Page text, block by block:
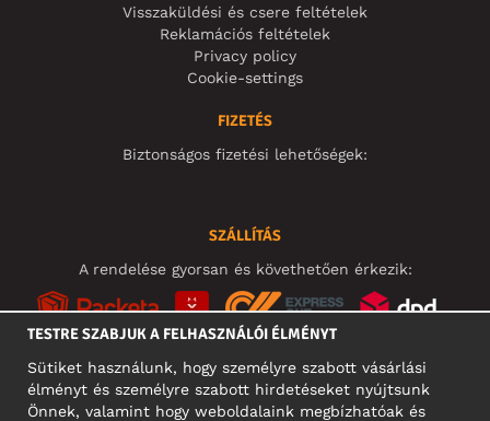
Visszaküldési és csere feltételek
Reklamációs feltételek
Privacy policy
Cookie-settings
FIZETÉS
Biztonságos fizetési lehetőségek:
SZÁLLÍTÁS
A rendelése gyorsan és követhetően érkezik:
KÖZÖSSÉGI MÉDIA
TESTRE SZABJUK A FELHASZNÁLÓI ÉLMÉNYT
Sütiket használunk, hogy személyre szabott vásárlási
élményt és személyre szabott hirdetéseket nyújtsunk
Önnek, valamint hogy weboldalaink megbízhatóak és